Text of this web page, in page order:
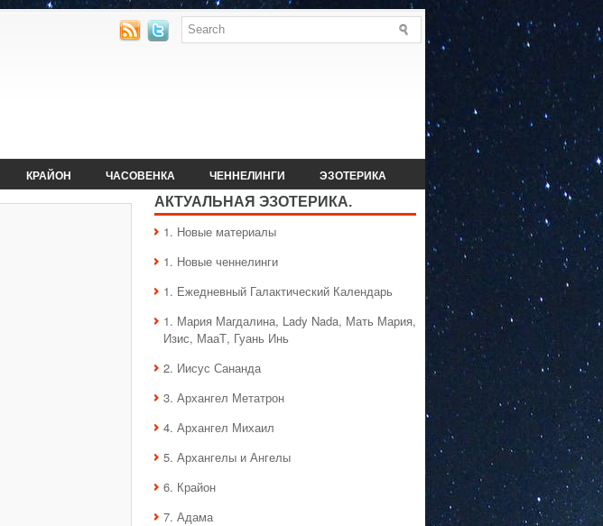
КРАЙОН ЧАСОВЕНКА ЧЕННЕЛИНГИ ЭЗОТЕРИКА
АКТУАЛЬНАЯ ЭЗОТЕРИКА.
1. Hовые материалы
1. Hовые ченнелинги
1. Ежедневный Галактический Календарь
1. Мария Магдалина, Lady Nada, Мать Мария,
Изис, МааТ, Гуань Инь
2. Иисус Сананда
3. Архангел Метатрон
4. Архангел Михаил
5. Архангелы и Ангелы
6. Крайон
7. Адама